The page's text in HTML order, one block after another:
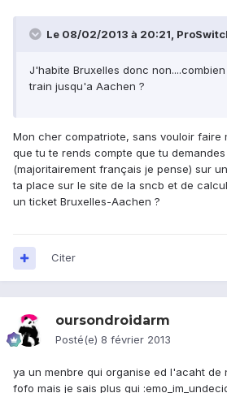
Le 08/02/2013 à 20:21,
J'habite Bruxelles donc
train jusqu'a Aachen ?
Mon cher compatriote, sans vouloir faire
que tu te rends compte que tu
(majoritairement français je pense) sur
ta place sur le site de la sncb et de
un ticket Bruxelles-Aachen ?
Citer
oursondroidarm
Posté(e) 8 février 2013
ya un menbre qui organise ed l'acaht de
fofo mais je sais plus qui